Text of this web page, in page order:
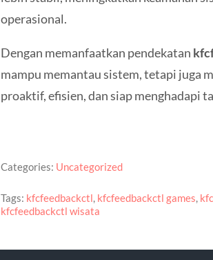
operasional.
Dengan memanfaatkan pendekatan
mampu memantau sistem, tetapi juga
proaktif, efisien, dan siap menghadapi
Categories: Uncategorized
Tags: kfcfeedbackctl, kfcfeedbackctl games,
kfcfeedbackctl wisata